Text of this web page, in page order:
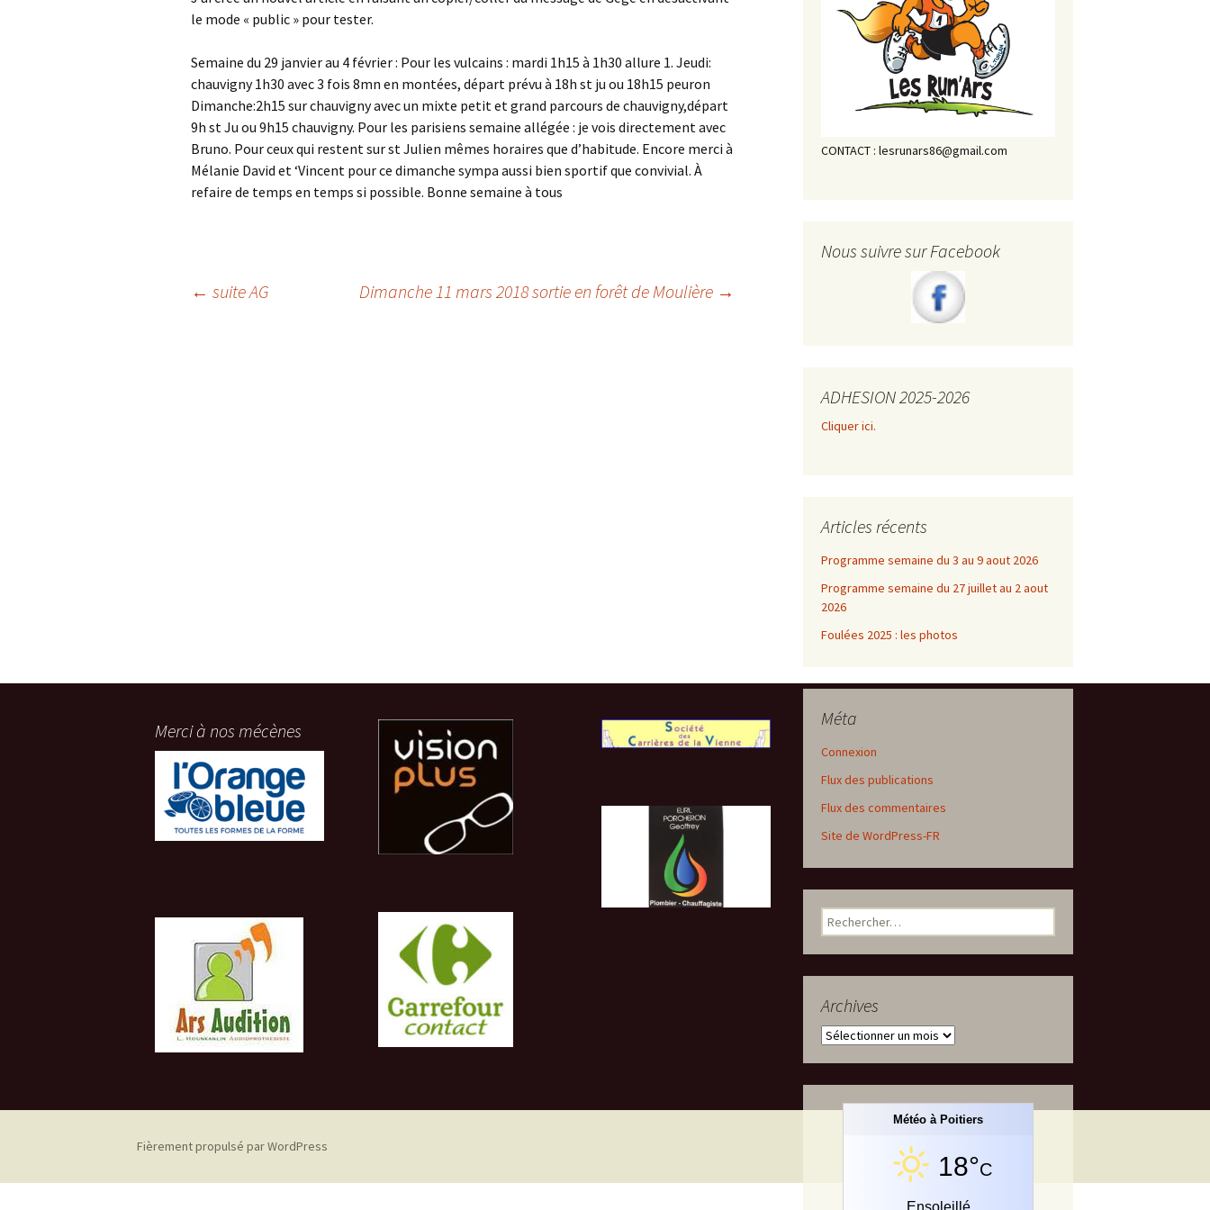
Les foulées 2023
Résultats 2022 : les 22
ièmes foulées
Résultats 2021
Résultats 2016
le mode « public » pour tester.
Semaine du 29 janvier au 4 février : Pour les vulcains : mardi 1h15 à 1h30 allure 1. Jeudi:
chauvigny 1h30 avec 3 fois 8mn en montées, départ prévu à 18h st ju ou 18h15 peuron
Dimanche:2h15 sur chauvigny avec un mixte petit et grand parcours de chauvigny,départ
9h st Ju ou 9h15 chauvigny. Pour les parisiens semaine allégée : je vois directement avec
Bruno. Pour ceux qui restent sur st Julien mêmes horaires que d’habitude. Encore merci à
Mélanie David et ‘Vincent pour ce dimanche sympa aussi bien sportif que convivial. À
refaire de temps en temps si possible. Bonne semaine à tous
Navigation
← suite AG Dimanche 11 mars 2018 sortie en forêt de Moulière →
CONTACT : lesrunars86@gmail.com
Nous suivre sur Facebook
ADHESION 2025-2026
Cliquer ici.
Articles récents
Programme semaine du 3 au 9 aout 2026
Programme semaine du 27 juillet au 2 aout
2026
Foulées 2025 : les photos
Méta
Connexion
Flux des publications
Flux des commentaires
Site de WordPress-FR
Rechercher :
Archives
Archives
Météo à Poitiers
18°C
Ensoleillé
Merci à nos mécènes
Fièrement propulsé par WordPress